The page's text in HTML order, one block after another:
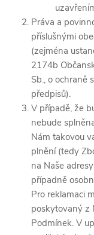
Práva a
příslušnými
(zejména
2174b
Sb., o ochraně
předpisů).
V případě, že
nebude
Nám takovou
plnění (tedy
na Naše
případně
Pro reklamaci
poskytovaný z
Podmínek. V